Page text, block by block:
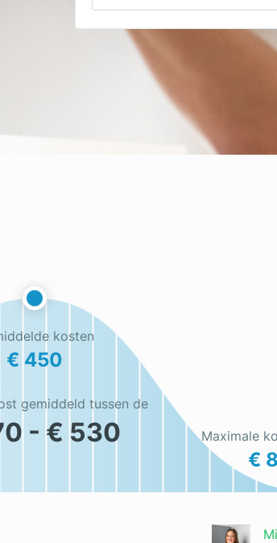
kosten
€ 450
Maximale
€
gemiddeld tussen de
- € 530